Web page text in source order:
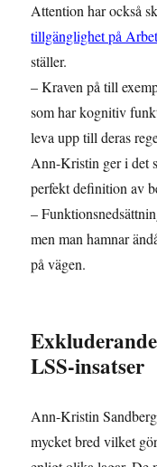
Attention har också
tillgänglighet på
ställer.
– Kraven på till
som har kognitiv
leva upp till deras
Ann-Kristin ger i det
perfekt definition av
–
men man hamnar
på vägen.
LSS-insatser
Ann-Kristin
mycket bred vilket